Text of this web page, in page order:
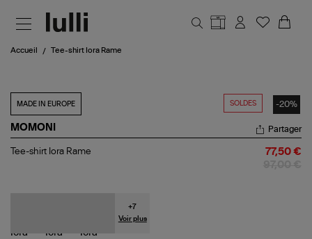
Accueil Tee-shirt Iora Rame
SOLDES -20%
MADE IN EUROPE
MOMONI
Tee-
Partager
Tee-shirt Iora Rame 77,50 €
+7
Voir plus